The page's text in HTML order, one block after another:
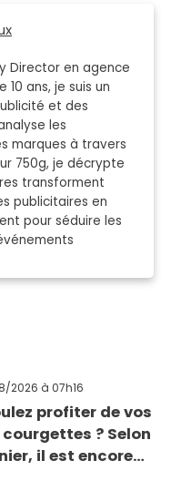
Director en agence
ans, je suis un
et des
les
marques à travers
750g, je décrypte
transforment
publicitaires en
pour séduire les
2026 à 07h16
profiter de vos
? Selon
il est encore